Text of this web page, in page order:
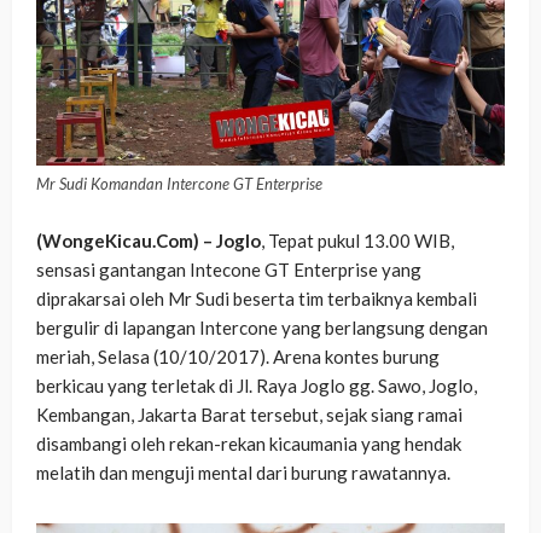
Mr Sudi Komandan Intercone GT Enterprise
(WongeKicau.Com) – Joglo, Tepat pukul 13.00 WIB,
sensasi gantangan Intecone GT Enterprise yang
diprakarsai oleh Mr Sudi beserta tim terbaiknya kembali
bergulir di lapangan Intercone yang berlangsung dengan
meriah, Selasa (10/10/2017). Arena kontes burung
berkicau yang terletak di Jl. Raya Joglo gg. Sawo, Joglo,
Kembangan, Jakarta Barat tersebut, sejak siang ramai
disambangi oleh rekan-rekan kicaumania yang hendak
melatih dan menguji mental dari burung rawatannya.